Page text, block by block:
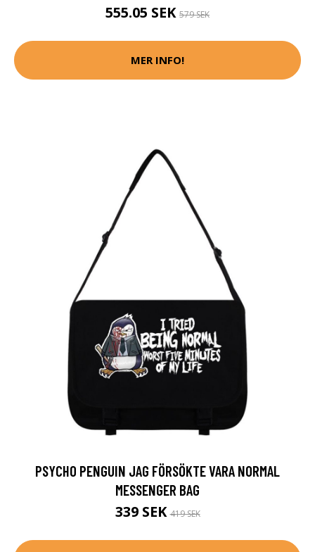
555.05 SEK 579 SEK
MER INFO!
PSYCHO PENGUIN JAG FÖRSÖKTE VARA NORMAL
MESSENGER BAG
339 SEK419 SEK